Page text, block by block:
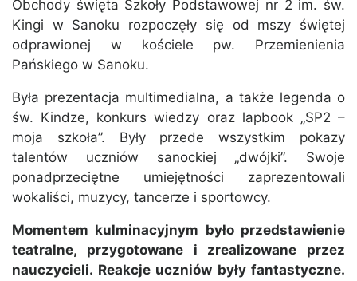
Obchody święta Szkoły Podstawowej nr 2 im. św.
Kingi w Sanoku rozpoczęły się od mszy świętej
odprawionej w kościele pw. Przemienienia
Pańskiego w Sanoku.
Była prezentacja multimedialna, a także legenda o
św. Kindze, konkurs wiedzy oraz lapbook „SP2 –
moja szkoła”. Były przede wszystkim pokazy
talentów uczniów sanockiej „dwójki”. Swoje
ponadprzeciętne umiejętności zaprezentowali
wokaliści, muzycy, tancerze i sportowcy.
Momentem kulminacyjnym było przedstawienie
teatralne, przygotowane i zrealizowane przez
nauczycieli. Reakcje uczniów były fantastyczne.